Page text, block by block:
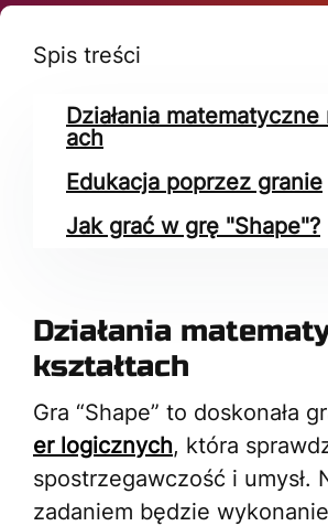
Spis treści
Działania matematyczne
ach
Edukacja poprzez granie
Jak grać w grę "Shape"?
Działania
kształtach
Gra “Shape” to doskonała
er logicznych, która
spostrzegawczość i umysł.
zadaniem będzie wykonanie